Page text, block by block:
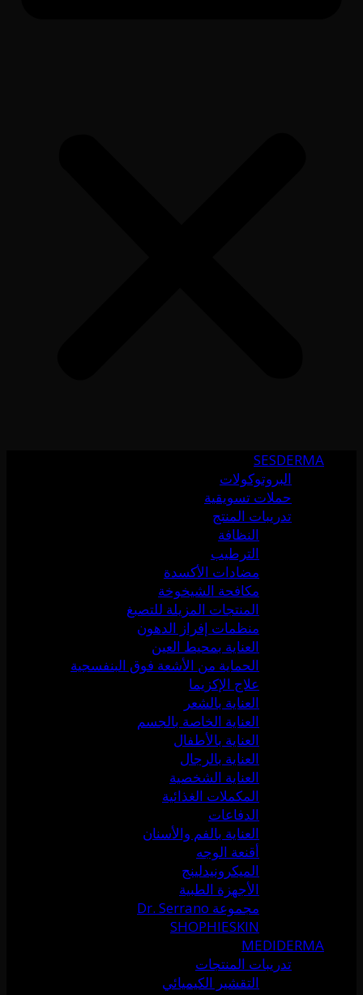
SESDERMA
البروتوكولات
حملات تسويقية
تدريبات المنتج
النظافة
الترطيب
مضادات الأكسدة
مكافحة الشيخوخة
المنتجات المزيلة للتصبغ
منظمات إفراز الدهون
العناية بمحيط العين
الحماية من الأشعة فوق البنفسجية
علاج الإكزيما
العناية بالشعر
العناية الخاصة بالجسم
العناية بالأطفال
العناية بالرجال
العناية الشخصية
المكملات الغذائية
الدفاعات
العناية بالفم والأسنان
أقنعة الوجه
الميكرونيدلينج
الأجهزة الطبية
مجموعة Dr. Serrano
SHOPHIESKIN
MEDIDERMA
تدريبات المنتجات
التقشير الكيميائي